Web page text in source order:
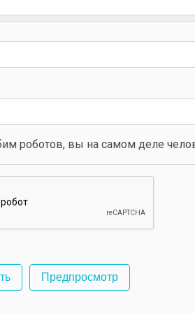
роботов, вы на самом деле